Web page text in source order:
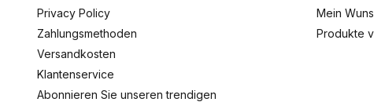
Privacy Policy
Zahlungsmethoden
Versandkosten
Klantenservice
Abonnieren Sie unseren trendigen
Mein
Produkte